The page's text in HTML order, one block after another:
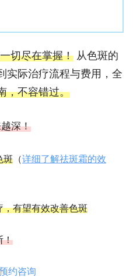
切尽在掌握！ 从色斑的
实际治疗流程与费用，全
，不容错过。
深！
斑 （详细了解祛斑霜的效
，有望有效改善色斑
！
约咨询